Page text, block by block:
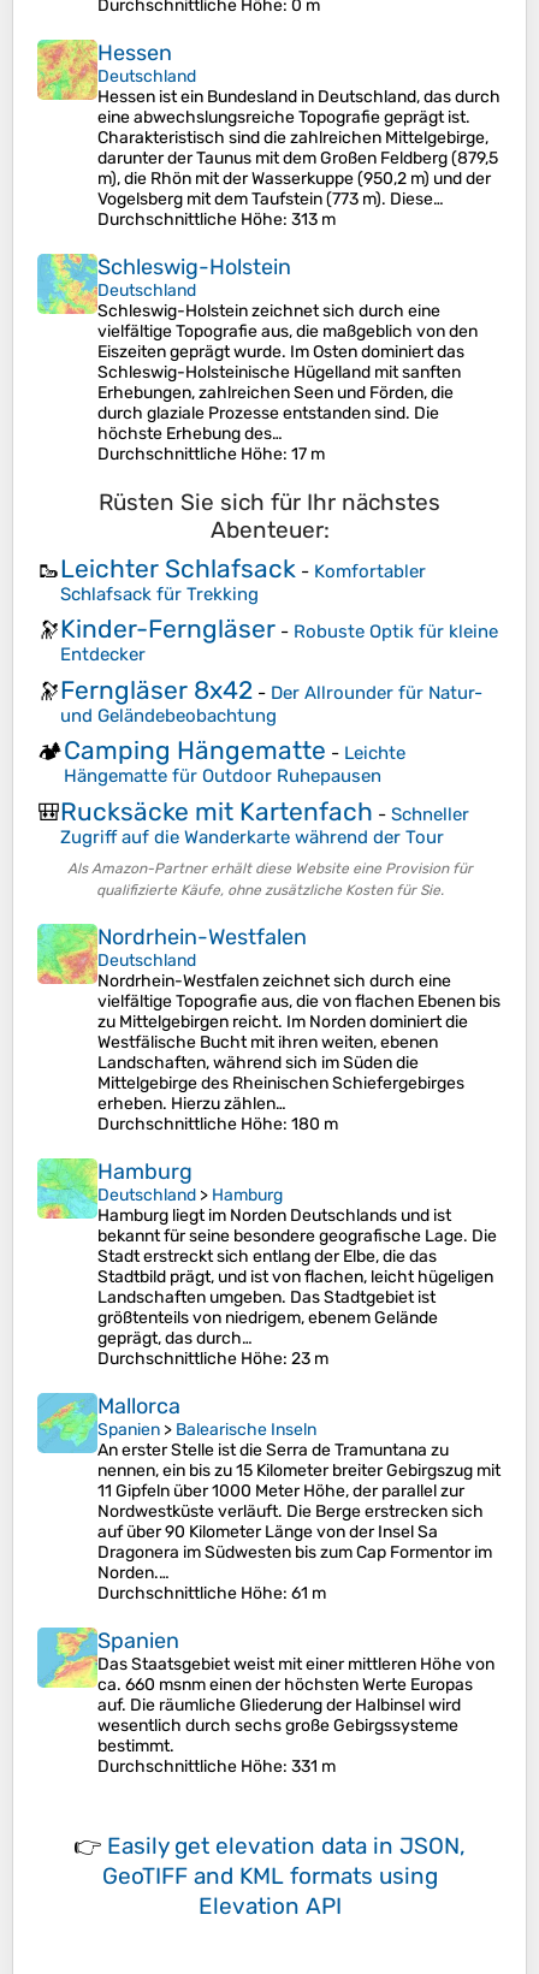
Durchschnittliche Höhe: 0 m
Hessen
Deutschland
Hessen ist ein Bundesland in Deutschland, das durch
eine abwechslungsreiche Topografie geprägt ist.
Charakteristisch sind die zahlreichen Mittelgebirge,
darunter der Taunus mit dem Großen Feldberg (879,5
m), die Rhön mit der Wasserkuppe (950,2 m) und der
Vogelsberg mit dem Taufstein (773 m). Diese…
Durchschnittliche Höhe: 313 m
Schleswig-Holstein
Deutschland
Schleswig-Holstein zeichnet sich durch eine
vielfältige Topografie aus, die maßgeblich von den
Eiszeiten geprägt wurde. Im Osten dominiert das
Schleswig-Holsteinische Hügelland mit sanften
Erhebungen, zahlreichen Seen und Förden, die
durch glaziale Prozesse entstanden sind. Die
höchste Erhebung des…
Durchschnittliche Höhe: 17 m
Rüsten Sie sich für Ihr nächstes
Abenteuer:
🥾Leichter Schlafsack - Komfortabler
Schlafsack für Trekking
🔭Kinder-Ferngläser - Robuste Optik für kleine
Entdecker
🔭Ferngläser 8x42 - Der Allrounder für Natur-
und Geländebeobachtung
🏕️Camping Hängematte - Leichte
Hängematte für Outdoor Ruhepausen
🎒Rucksäcke mit Kartenfach - Schneller
Zugriff auf die Wanderkarte während der Tour
Als Amazon-Partner erhält diese Website eine Provision für
qualifizierte Käufe, ohne zusätzliche Kosten für Sie.
Nordrhein-Westfalen
Deutschland
Nordrhein-Westfalen zeichnet sich durch eine
vielfältige Topografie aus, die von flachen Ebenen bis
zu Mittelgebirgen reicht. Im Norden dominiert die
Westfälische Bucht mit ihren weiten, ebenen
Landschaften, während sich im Süden die
Mittelgebirge des Rheinischen Schiefergebirges
erheben. Hierzu zählen…
Durchschnittliche Höhe: 180 m
Hamburg
Deutschland > Hamburg
Hamburg liegt im Norden Deutschlands und ist
bekannt für seine besondere geografische Lage. Die
Stadt erstreckt sich entlang der Elbe, die das
Stadtbild prägt, und ist von flachen, leicht hügeligen
Landschaften umgeben. Das Stadtgebiet ist
größtenteils von niedrigem, ebenem Gelände
geprägt, das durch…
Durchschnittliche Höhe: 23 m
Mallorca
Spanien > Balearische Inseln
An erster Stelle ist die Serra de Tramuntana zu
nennen, ein bis zu 15 Kilometer breiter Gebirgszug mit
11 Gipfeln über 1000 Meter Höhe, der parallel zur
Nordwestküste verläuft. Die Berge erstrecken sich
auf über 90 Kilometer Länge von der Insel Sa
Dragonera im Südwesten bis zum Cap Formentor im
Norden.…
Durchschnittliche Höhe: 61 m
Spanien
Das Staatsgebiet weist mit einer mittleren Höhe von
ca. 660 msnm einen der höchsten Werte Europas
auf. Die räumliche Gliederung der Halbinsel wird
wesentlich durch sechs große Gebirgssysteme
bestimmt.
Durchschnittliche Höhe: 331 m
👉 Easily get elevation data in JSON,
GeoTIFF and KML formats using
Elevation API